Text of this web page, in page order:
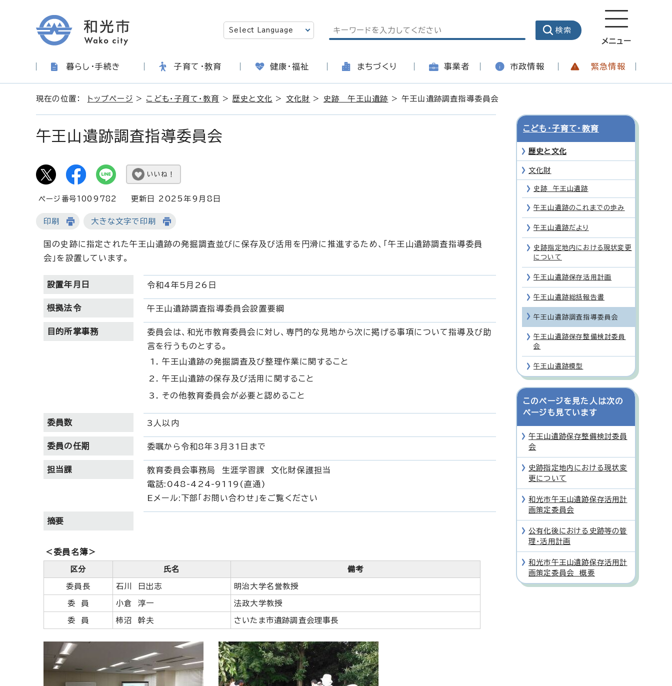
メニュー
暮らし・手続き 子育て・教育 健康・福祉 まちづくり 事業者 市政情報 緊急情報
現在の位置： トップページ > こども・子育て・教育 >歴史と文化 > 文化財 > 史跡 午王山遺跡 > 午王山遺跡調査指導委員会
午王山遺跡調査指導委員会
いいね！
ページ番号1009782 更新日 2025年9月8日
印刷 大きな文字で印刷
国の史跡に指定された午王山遺跡の発掘調査並びに保存及び活用を円滑に推進するため、「午王山遺跡調査指導委員
会」を設置しています。
設置年月日 令和4年5月26日
根拠法令 午王山遺跡調査指導委員会設置要綱
目的所掌事務
委員会は、和光市教育委員会に対し、専門的な見地から次に掲げる事項について指導及び助
言を行うものとする。
午王山遺跡の発掘調査及び整理作業に関すること
午王山遺跡の保存及び活用に関すること
その他教育委員会が必要と認めること
委員数 3人以内
委員の任期 委嘱から令和8年3月31日まで
担当課
教育委員会事務局 生涯学習課 文化財保護担当
電話:048-424-9119(直通)
Eメール:下部「お問い合わせ」をご覧ください
摘要
＜委員名簿＞
区分 氏名 備考
委員長 石川 日出志 明治大学名誉教授
委 員 小倉 淳一 法政大学教授
委 員 柿沼 幹夫 さいたま市遺跡調査会理事長
こども・子育て・教育
歴史と文化
文化財
史跡 午王山遺跡
午王山遺跡のこれまでの歩み
午王山遺跡だより
史跡指定地内における現状変更
について
午王山遺跡保存活用計画
午王山遺跡総括報告書
午王山遺跡調査指導委員会
午王山遺跡保存整備検討委員
会
午王山遺跡模型
このページを見た人は次の
ページも見ています
午王山遺跡保存整備検討委員
会
史跡指定地内における現状変
更について
和光市午王山遺跡保存活用計
画策定委員会
公有化後における史跡等の管
理・活用計画
和光市午王山遺跡保存活用計
画策定委員会 概要